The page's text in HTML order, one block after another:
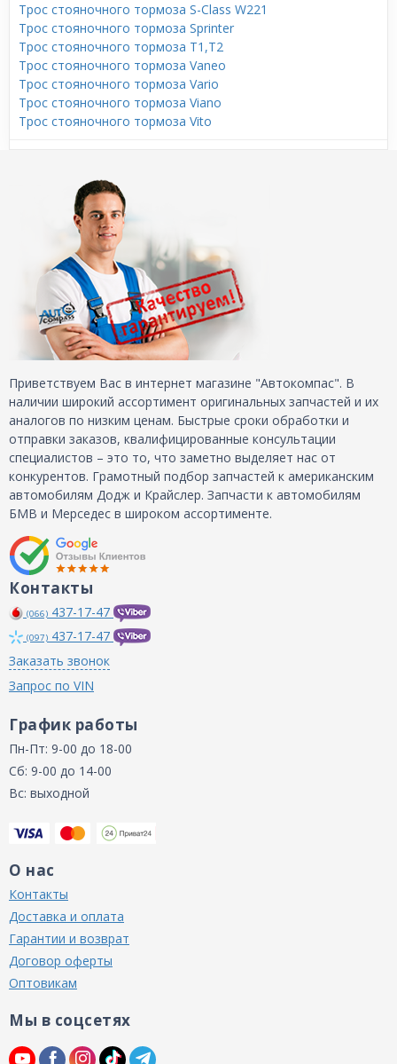
Трос стояночного тормоза S-Class W221
Трос стояночного тормоза Sprinter
Трос стояночного тормоза T1,T2
Трос стояночного тормоза Vaneo
Трос стояночного тормоза Vario
Трос стояночного тормоза Viano
Трос стояночного тормоза Vito
Приветствуем Вас в интернет магазине "Автокомпас". В
наличии широкий ассортимент оригинальных запчастей и их
аналогов по низким ценам. Быстрые сроки обработки и
отправки заказов, квалифицированные консультации
специалистов – это то, что заметно выделяет нас от
конкурентов. Грамотный подбор запчастей к американским
автомобилям Додж и Крайслер. Запчасти к автомобилям
БМВ и Мерседес в широком ассортименте.
Контакты
(066) 437-17-47
(097) 437-17-47
Заказать звонок
Запрос по VIN
График работы
Пн-Пт: 9-00 до 18-00
Сб: 9-00 до 14-00
Вс: выходной
О нас
Контакты
Доставка и оплата
Гарантии и возврат
Договор оферты
Оптовикам
Мы в соцсетях